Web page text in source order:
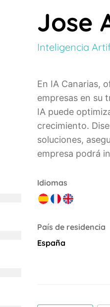
Jose
Inteligencia
En IA Canarias,
empresas en su
IA puede
crecimiento.
soluciones,
empresa podrá
Idiomas
País de residencia
España